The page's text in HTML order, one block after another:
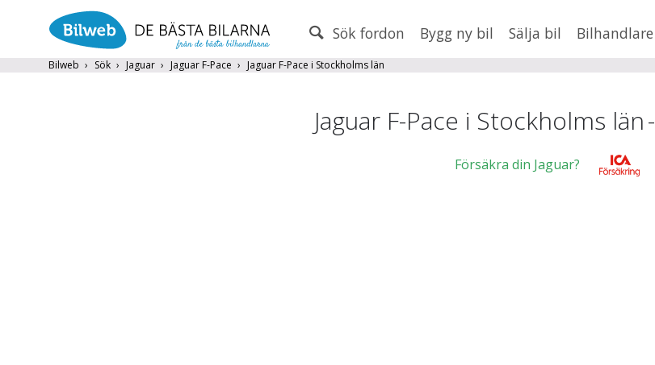
Sök fordon Bygg ny bil Sälja bil Bilhandlare
Bilweb Sök Jaguar Jaguar F-Pace Jaguar F-Pace i Stockholms län
Endast fordon från MRF-anslutna handlareJaguar F-Pace i Stockholms län-
Försäkra din Jaguar?